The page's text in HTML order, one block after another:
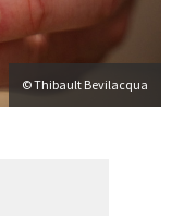
© Thibault Bevilacqua